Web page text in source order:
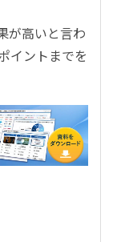
が高いと言わ
イントまでを